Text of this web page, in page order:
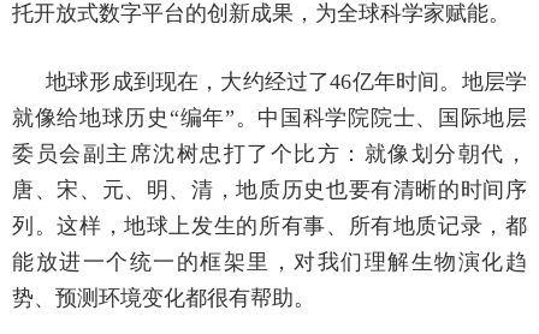
托开放式数字平台的创新成果，为全球科学家赋能。
地球形成到现在，大约经过了46亿年时间。地层学
就像给地球历史“编年”。中国科学院院士、国际地层
委员会副主席沈树忠打了个比方：就像划分朝代，
唐、宋、元、明、清，地质历史也要有清晰的时间序
列。这样，地球上发生的所有事、所有地质记录，都
能放进一个统一的框架里，对我们理解生物演化趋
势、预测环境变化都很有帮助。